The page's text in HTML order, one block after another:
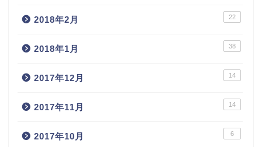
2018年2月 22
2018年1月 38
2017年12月 14
2017年11月 14
2017年10月 6